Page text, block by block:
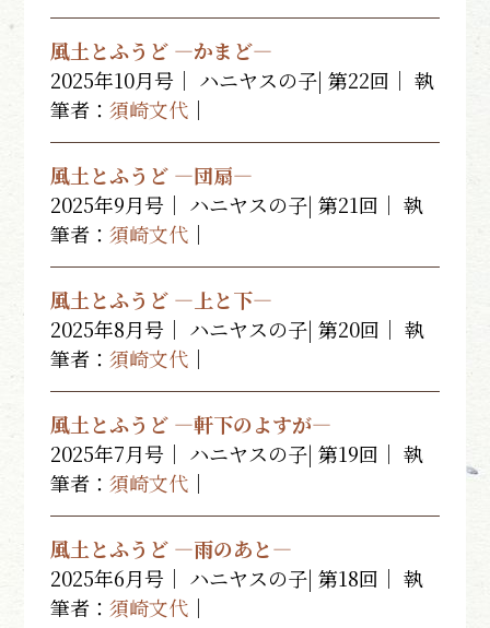
風土とふうど ―かまど―
2025年10月号｜ ハニヤスの子| 第22回｜ 執
筆者：須崎文代 ｜
風土とふうど ―団扇―
2025年9月号｜ ハニヤスの子| 第21回｜ 執
筆者：須崎文代 ｜
風土とふうど ―上と下―
2025年8月号｜ ハニヤスの子| 第20回｜ 執
筆者：須崎文代 ｜
風土とふうど ―軒下のよすが―
2025年7月号｜ ハニヤスの子| 第19回｜ 執
筆者：須崎文代 ｜
風土とふうど ―雨のあと―
2025年6月号｜ ハニヤスの子| 第18回｜ 執
筆者：須崎文代 ｜